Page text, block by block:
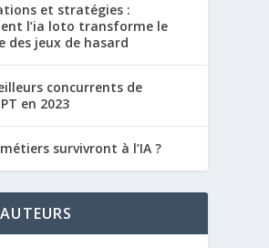
et stratégies :
l’ia loto transforme le
des jeux de hasard
concurrents de
en 2023
survivront à l’IA ?